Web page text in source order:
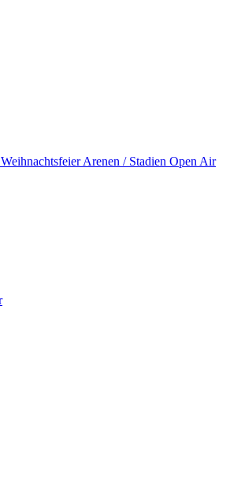
WeihnachtsfeierArenen / Stadien Open Air